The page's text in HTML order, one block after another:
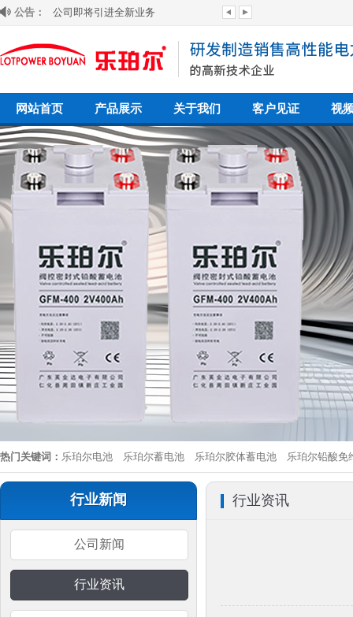
公告： 欢迎来到我司网站！
网站首页 产品展示 关于我们 客户见证 视
热门关键词： 乐珀尔电池 乐珀尔蓄电池 乐珀尔胶体蓄电池 乐珀尔铅酸免
行业新闻
公司新闻
行业资讯
行业资讯